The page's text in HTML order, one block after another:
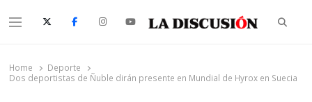
Menu
Home
Deporte
Dos deportistas de Ñuble dirán presente en Mundial de Hyrox en Suecia